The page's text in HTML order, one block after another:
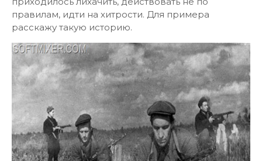
правилам, идти на хитрости. Для примера
расскажу такую историю.